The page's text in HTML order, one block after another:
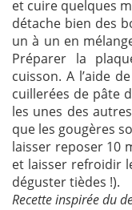
et cuire quelques
détache bien des
un à un en
Préparer la
cuisson. A l’aide
cuillerées de pâte
les unes des
que les gougères
laisser reposer 10
et laisser refroidir
déguster tièdes !).
Recette inspirée du